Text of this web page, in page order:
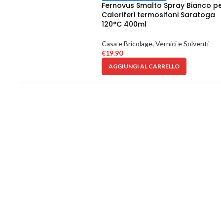
Fernovus Smalto Spray Bianco
Caloriferi termosifoni Saratoga
120°C 400ml
Casa e Bricolage, Vernici e Solventi
€19.90
AGGIUNGI AL CARRELLO